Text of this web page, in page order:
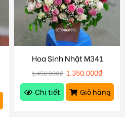
Hoa Sinh Nhật M341
1.450.000₫ 1.350.000₫
Chi tiết
Giỏ hàng